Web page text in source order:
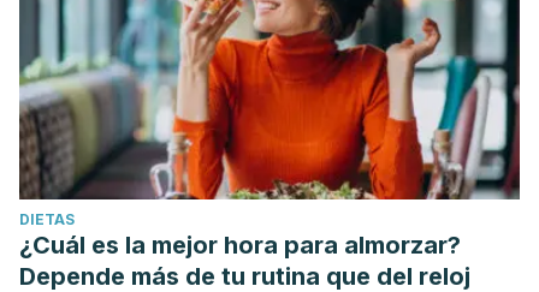
DIETAS
¿Cuál es la mejor hora para almorzar?
Depende más de tu rutina que del reloj